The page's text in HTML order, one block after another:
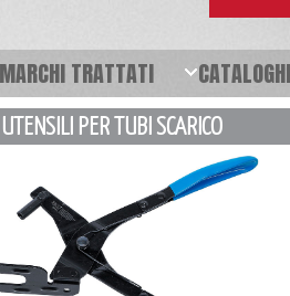
MARCHI TRATTATI CATALOGHI
UTENSILI PER TUBI SCARICO